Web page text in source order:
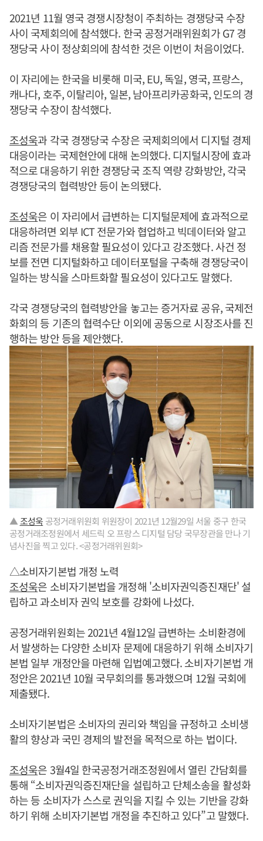
2021년 11월 영국 경쟁시장청이 주최하는 경쟁당국 수장
사이 국제회의에 참석했다. 한국 공정거래위원회가 G7 경
쟁당국 사이 정상회의에 참석한 것은 이번이 처음이었다.
이 자리에는 한국을 비롯해 미국, EU, 독일, 영국, 프랑스,
캐나다, 호주, 이탈리아, 일본, 남아프리카공화국, 인도의 경
쟁당국 수장이 참석했다.
조성욱과 각국 경쟁당국 수장은 국제회의에서 디지털 경제
대응이라는 국제현안에 대해 논의했다. 디지털시장에 효과
적으로 대응하기 위한 경쟁당국 조직 역량 강화방안, 각국
경쟁당국의 협력방안 등이 논의됐다.
조성욱은 이 자리에서 급변하는 디지털문제에 효과적으로
대응하려면 외부 ICT 전문가와 협업하고 빅데이터와 알고
리즘 전문가를 채용할 필요성이 있다고 강조했다. 사건 정
보를 전면 디지털화하고 데이터포털을 구축해 경쟁당국이
일하는 방식을 스마트화할 필요성이 있다고도 말했다.
각국 경쟁당국의 협력방안을 놓고는 증거자료 공유, 국제전
화회의 등 기존의 협력수단 이외에 공동으로 시장조사를 진
행하는 방안 등을 제안했다.
▲조성욱 공정거래위원회 위원장이 2021년 12월29일 서울 중구 한국
공정거래조정원에서 세드릭 오 프랑스 디지털 담당 국무장관을 만나 기
념사진을 찍고 있다. <공정거래위원회>
△소비자기본법 개정 노력
조성욱은 소비자기본법을 개정해 '소비자권익증진재단' 설
립하고 과소비자 권익 보호를 강화에 나섰다.
공정거래위원회는 2021년 4월12일 급변하는 소비환경에
서 발생하는 다양한 소비자 문제에 대응하기 위해 소비자기
본법 일부 개정안을 마련해 입법예고했다. 소비자기본법 개
정안은 2021년 10월 국무회의를 통과했으며 12월 국회에
제출됐다.
소비자기본법은 소비자의 권리와 책임을 규정하고 소비생
활의 향상과 국민 경제의 발전을 목적으로 하는 법이다.
조성욱은 3월4일 한국공정거래조정원에서 열린 간담회를
통해 “소비자권익증진재단을 설립하고 단체소송을 활성화
하는 등 소비자가 스스로 권익을 지킬 수 있는 기반을 강화
하기 위해 소비자기본법 개정을 추진하고 있다”고 말했다.